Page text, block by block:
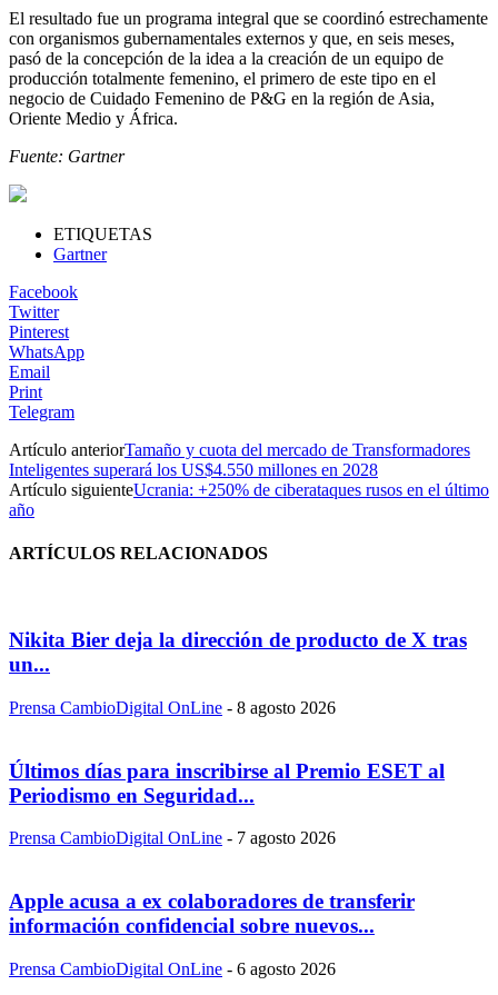
El resultado fue un programa integral que se coordinó estrechamente
con organismos gubernamentales externos y que, en seis meses,
pasó de la concepción de la idea a la creación de un equipo de
producción totalmente femenino, el primero de este tipo en el
negocio de Cuidado Femenino de P&G en la región de Asia,
Oriente Medio y África.
Fuente: Gartner
ETIQUETAS
Gartner
Facebook
Twitter
Pinterest
WhatsApp
Email
Print
Telegram
Artículo anteriorTamaño y cuota del mercado de Transformadores
Inteligentes superará los US$4.550 millones en 2028
Artículo siguienteUcrania: +250% de ciberataques rusos en el último
año
ARTÍCULOS RELACIONADOS
Nikita Bier deja la dirección de producto de X tras
un...
Prensa CambioDigital OnLine - 8 agosto 2026
Últimos días para inscribirse al Premio ESET al
Periodismo en Seguridad...
Prensa CambioDigital OnLine - 7 agosto 2026
Apple acusa a ex colaboradores de transferir
información confidencial sobre nuevos...
Prensa CambioDigital OnLine - 6 agosto 2026